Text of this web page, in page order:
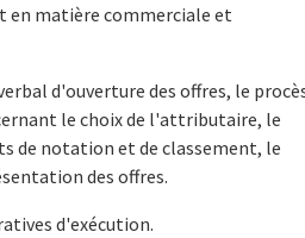
en matière commerciale et
d'ouverture des offres, le
le choix de l'attributaire, le
de notation et de classement, le
des offres.
d'exécution.